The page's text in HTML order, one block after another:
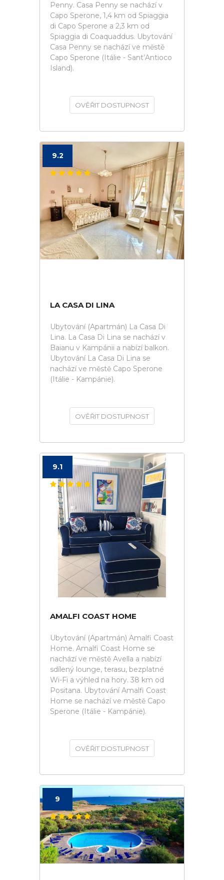
Penny. Casa Penny se nachází v
Capo Sperone, 1,4 km od Spiaggia
di Capo Sperone a 2,3 km od
Spiaggia di Coaquaddus. Ubytování
Casa Penny se nachází ve městě
Capo Sperone (Itálie - Sant’Antioco
Island).
OVĚŘIT DOSTUPNOST
9.2
LA CASA DI LINA
Ubytování (Apartmán) La Casa Di
Lina. La Casa Di Lina se nachází v
Baianu v Kampánii a nabízí balkon.
Ubytování La Casa Di Lina se
nachází ve městě Capo Sperone
(Itálie - Kampánie).
OVĚŘIT DOSTUPNOST
9.1
AMALFI COAST HOME
Ubytování (Apartmán) Amalfi Coast
Home. Amalfi Coast Home se
nachází ve městě Avella a nabízí
sdílený lounge, terasu, bezplatné
Wi-Fi a výhled na hory. 38 km od
Positana. Ubytování Amalfi Coast
Home se nachází ve městě Capo
Sperone (Itálie - Kampánie).
OVĚŘIT DOSTUPNOST
9